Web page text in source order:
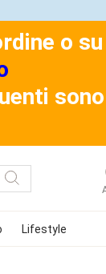
o
Lifestyle